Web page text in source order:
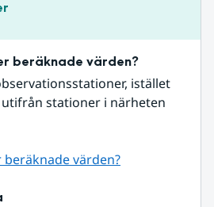
beräknade värden?
istället
stationer i närheten
värden?